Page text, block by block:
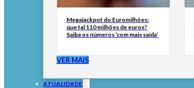
Megajackpot do Euromilhões:
que tal 110 milhões de euros?
Saiba os números ‘com mais saída’
VER MAIS
ATUALIDADE